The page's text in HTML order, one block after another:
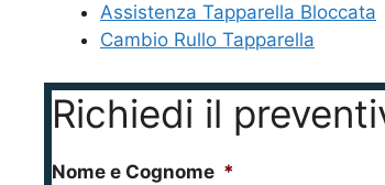
Assistenza Tapparella Bloccata
Cambio Rullo Tapparella
Richiedi il
Nome e Cognome *